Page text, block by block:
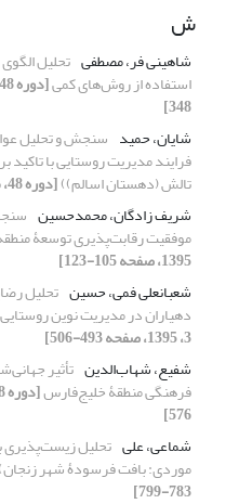
ش
شاهینی فر، مصطفی تحلیل
استفاده از روش‌های کمی
348]
شایان، حمید سنجش و تحلیل
فرایند مدیریت روستایی با
تالش (دهستان اسالم))[دوره 48، شماره 1، 1395، صفحه 89-104]
شریف زادگان، محمدحسین
موفقیت رقابت‌پذیری توسعۀ
1395، صفحه 105-123]
شعبانعلی فمی، حسین تحلیل
دهیاران در مدیریت نوین
3، 1395، صفحه 493-506]
شفیع، شهاب‌‌الدین تأثیر
فرهنگی منطقۀ خلیج‌فارس
576]
شماعی، علی تحلیل
موردی: بافت فرسودۀ شهر زنجان)
783-799]